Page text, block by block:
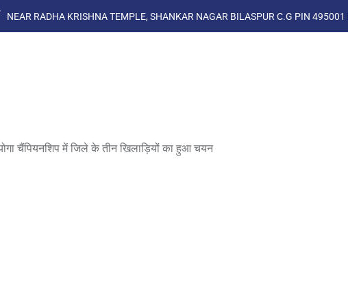
NEAR RADHA KRISHNA TEMPLE, SHANKAR NAGAR BILASPUR C.G PIN
चैंपियनशिप में जिले के तीन खिलाड़ियों का हुआ चयन